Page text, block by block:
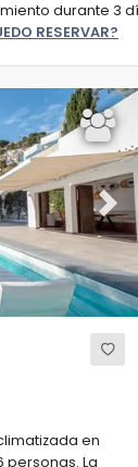
durante 3
RESERVAR?
Next
en
personas. La